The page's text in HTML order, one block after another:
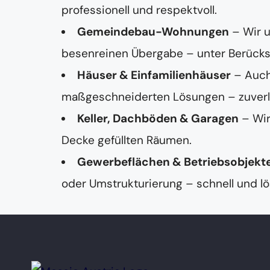
professionell und respektvoll.
Gemeindebau-Wohnungen – Wir
besenreinen Übergabe – unter
Häuser & Einfamilienhäuser –
maßgeschneiderten Lösungen –
Keller, Dachböden & Garagen –
Decke gefüllten Räumen.
Gewerbeflächen &
oder Umstrukturierung – schnell und